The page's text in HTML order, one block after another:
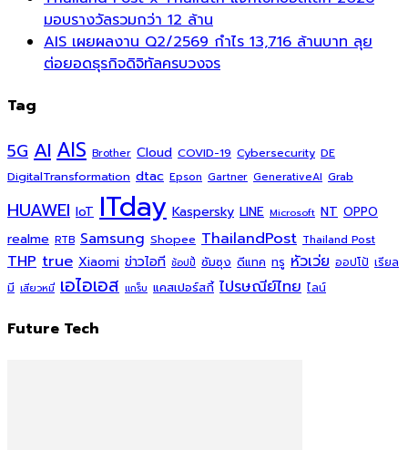
มอบรางวัลรวมกว่า 12 ล้าน
AIS เผยผลงาน Q2/2569 กำไร 13,716 ล้านบาท ลุย
ต่อยอดธุรกิจดิจิทัลครบวงจร
Tag
5G AI AIS Brother Cloud COVID-19 Cybersecurity DE
DigitalTransformation dtac Epson Gartner GenerativeAI Grab
HUAWEI IoT ITday Kaspersky LINE Microsoft NT OPPO
realme RTB Samsung Shopee ThailandPost Thailand Post
THP true Xiaomi ข่าวไอที ช้อปปี้ ซัมซุง ดีแทค ทรู หัวเว่ย ออปโป้ เรียล
มี เสียวหมี่ เอไอเอส แกร็บ แคสเปอร์สกี้ ไปรษณีย์ไทย ไลน์
Future Tech